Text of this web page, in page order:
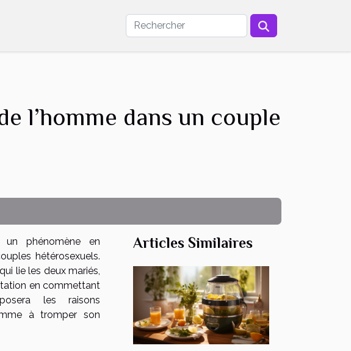
l’homme dans un couple
un phénomène en
hétérosexuels.
lie les deux mariés,
en commettant
les raisons
à tromper son
Articles Similaires